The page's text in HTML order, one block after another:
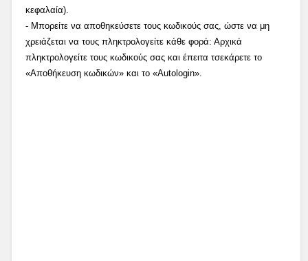
κεφαλαία).
- Μπορείτε να αποθηκεύσετε τους κωδικούς σας, ώστε να μη
χρειάζεται να τους πληκτρολογείτε κάθε φορά: Αρχικά
πληκτρολογείτε τους κωδικούς σας και έπειτα τσεκάρετε το
«Αποθήκευση κωδικών» και το «Autologin».